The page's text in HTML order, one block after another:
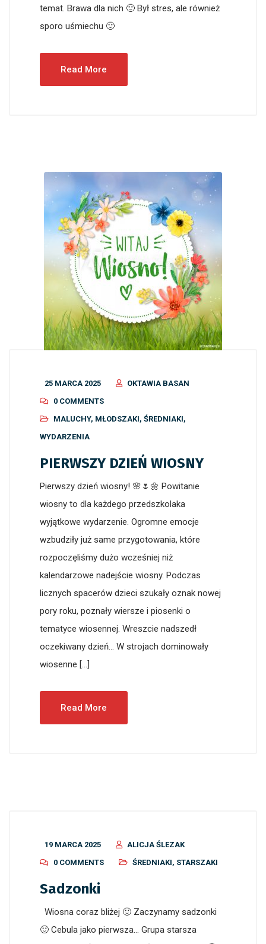
temat. Brawa dla nich 🙂 Był stres, ale również
sporo uśmiechu 🙂
Read More
25 MARCA 2025
OKTAWIA BASAN
0 COMMENTS
MALUCHY, MŁODSZAKI, ŚREDNIAKI,
WYDARZENIA
PIERWSZY DZIEŃ WIOSNY
Pierwszy dzień wiosny! 🌸🌷🌼 Powitanie
wiosny to dla każdego przedszkolaka
wyjątkowe wydarzenie. Ogromne emocje
wzbudziły już same przygotowania, które
rozpoczęliśmy dużo wcześniej niż
kalendarzowe nadejście wiosny. Podczas
licznych spacerów dzieci szukały oznak nowej
pory roku, poznały wiersze i piosenki o
tematyce wiosennej. Wreszcie nadszedł
oczekiwany dzień… W strojach dominowały
wiosenne […]
Read More
19 MARCA 2025
ALICJA ŚLEZAK
0 COMMENTS
ŚREDNIAKI, STARSZAKI
Sadzonki
Wiosna coraz bliżej 🙂 Zaczynamy sadzonki
🙂 Cebula jako pierwsza… Grupa starsza